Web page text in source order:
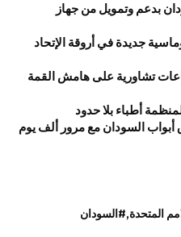
بدعم وتمويل من جهاز
جديدة في أروقة الإتحاد
تشاورية على هامش القمة
أطباء بلا حدود
أبواب السودان مع مرور ألف يوم
المتحدة #السودان